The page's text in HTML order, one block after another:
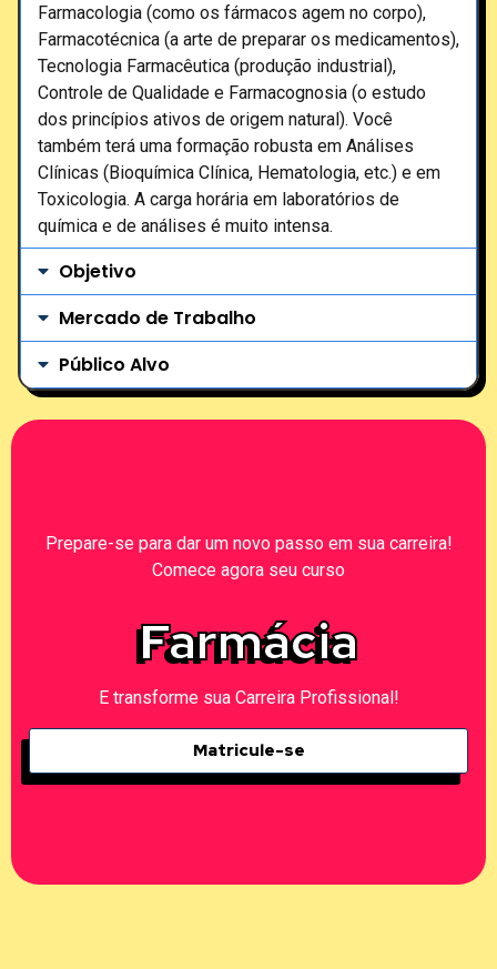
Farmacologia (como os fármacos agem no corpo),
Farmacotécnica (a arte de preparar os medicamentos),
Tecnologia Farmacêutica (produção industrial),
Controle de Qualidade e Farmacognosia (o estudo
dos princípios ativos de origem natural). Você
também terá uma formação robusta em Análises
Clínicas (Bioquímica Clínica, Hematologia, etc.) e em
Toxicologia. A carga horária em laboratórios de
química e de análises é muito intensa.
Objetivo
Mercado de Trabalho
Público Alvo
Prepare-se para dar um novo passo em sua carreira!
Comece agora seu curso
Farmácia
E transforme sua Carreira Profissional!
Matricule-se